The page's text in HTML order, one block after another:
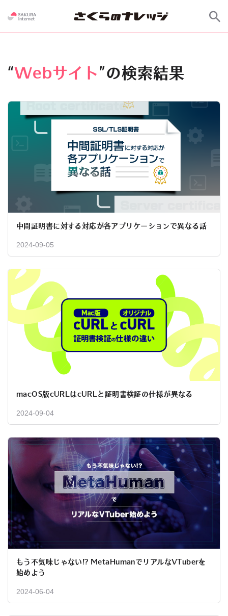
“Webサイト ”の検索結果
中間証明書に対する対応が各アプリケーションで異なる話
2024-09-05
macOS版cURLはcURLと証明書検証の仕様が異なる
2024-09-04
もう不気味じゃない!? MetaHumanでリアルなVTuberを
始めよう
2024-06-04